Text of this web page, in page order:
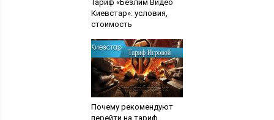
Тариф «Безлим Видео
Киевстар»: условия,
стоимость
Почему рекомендуют
перейти на тариф